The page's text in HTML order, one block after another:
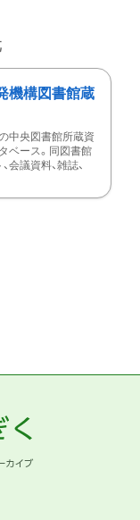
機構図書館蔵
中央図書館所蔵資
ベース。同図書館
会議資料、雑誌、